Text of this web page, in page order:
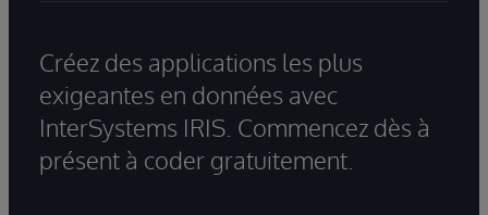
Créez des applications les plus
exigeantes en données avec
InterSystems IRIS. Commencez dès à
présent à coder gratuitement.